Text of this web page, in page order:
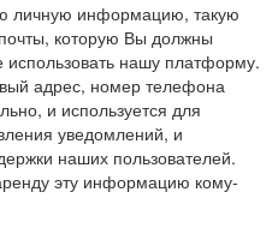
личную информацию, такую
которую Вы должны
использовать нашу платформу.
адрес, номер телефона
и используется для
уведомлений, и
наших пользователей.
эту информацию кому-